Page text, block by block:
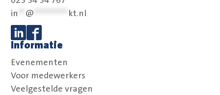
in
@ kt.nl
Volg ons op Linkedin
Volg ons op Facebook
Informatie
Evenementen
Voor medewerkers
Veelgestelde vragen